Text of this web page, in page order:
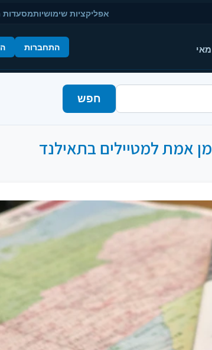
אפליקציות שימושיותמסעדות
התחברות
חפש